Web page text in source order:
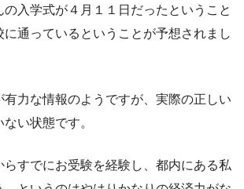
入学式が４月１１日だったということ
に通っているということが予想されまし
有力な情報のようですが、実際の正しい
い状態です。
らすでにお受験を経験し、都内にある私